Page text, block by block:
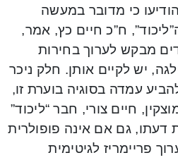
כי מדובר במעשה
ח”כ חיים כץ, אמר,
מבקש לערוך בחירות
יש לקיים אותן. חלק ניכר
עמדה בסוגיה בוערת זו,
חיים צורי, חבר “ליכוד”
דעתו, גם אם אינה פופולרית
פריימריז לגיטימית